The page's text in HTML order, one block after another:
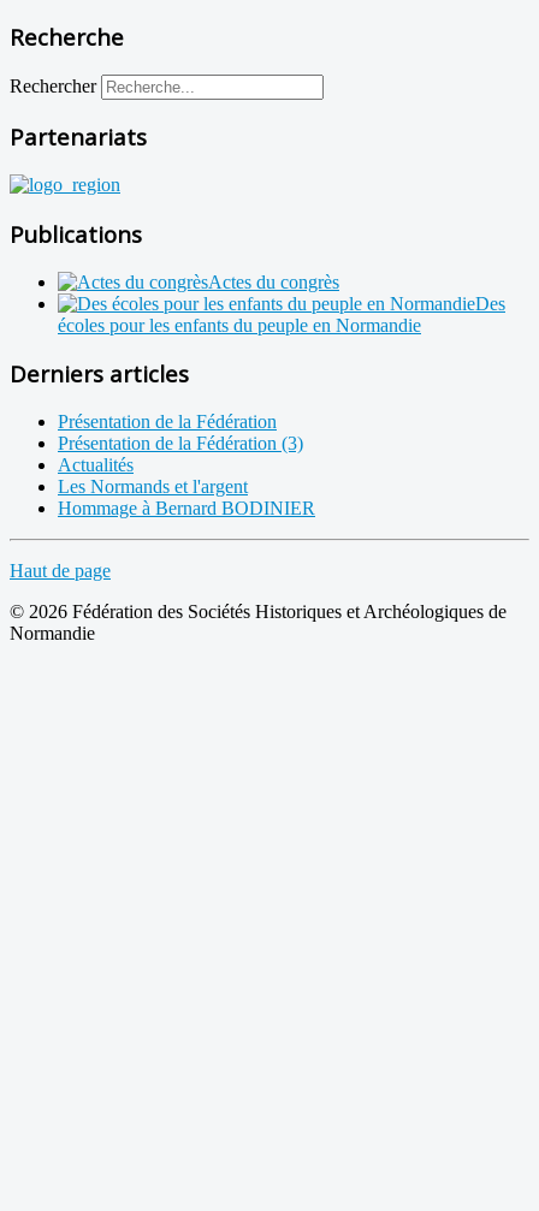
Recherche
Rechercher
Partenariats
Publications
Actes du congrès
Des
écoles pour les enfants du peuple en Normandie
Derniers articles
Présentation de la Fédération
Présentation de la Fédération (3)
Actualités
Les Normands et l'argent
Hommage à Bernard BODINIER
Haut de page
© 2026 Fédération des Sociétés Historiques et Archéologiques de
Normandie